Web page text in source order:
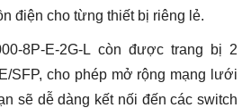
điện cho từng thiết bị riêng lẻ.
8P-E-2G-L còn được trang bị 2
SFP, cho phép mở rộng mạng lưới
sẽ dễ dàng kết nối đến các switch